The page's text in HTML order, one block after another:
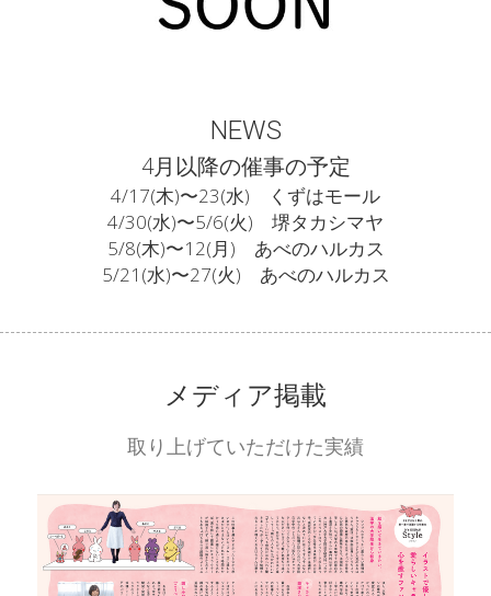
NEWS
4月以降の催事の予定
4/17(木)〜23(水)　くずはモール
4/30(水)〜5/6(火)　堺タカシマヤ
5/8(木)〜12(月)　あべのハルカス
5/21(水)〜27(火)　あべのハルカス
メディア掲載
取り上げていただけた実績